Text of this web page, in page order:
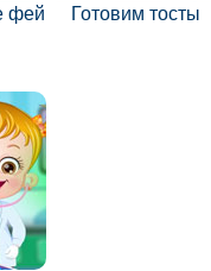
фей Готовим тосты